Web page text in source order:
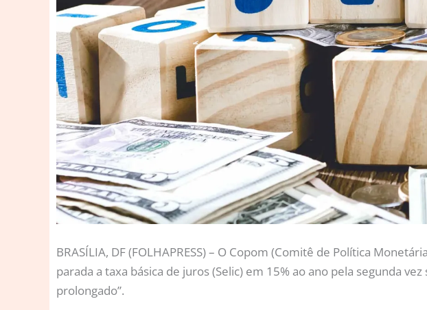
BRASÍLIA, DF (FOLHAPRESS) – O Copom (Comitê de Política
parada a taxa básica de juros (Selic) em 15% ao ano pela segunda
prolongado”.